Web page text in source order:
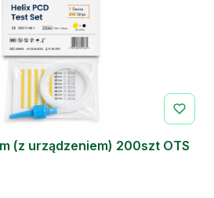
(z urządzeniem) 200szt OTS